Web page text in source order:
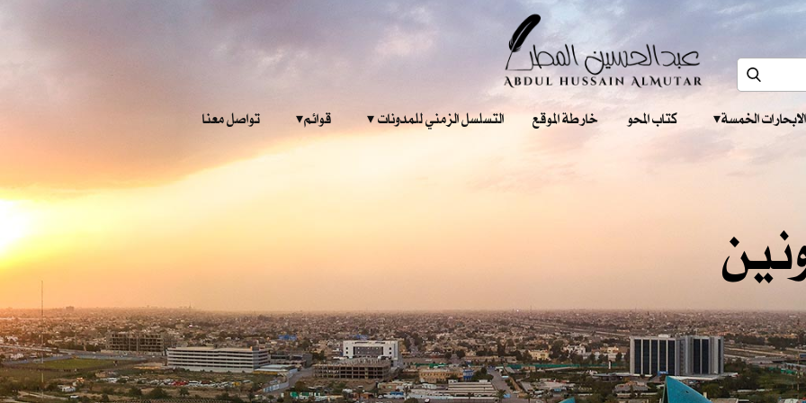
الابحارات الخمسة ‎ ‎ ‎ كتاب المحو خارطة الموقع التسلسل الزمني للمدونات‎ ‎ ‎ ‎ ‎ قوائم‎ ‎ ‎ ‎ تواصل معنا